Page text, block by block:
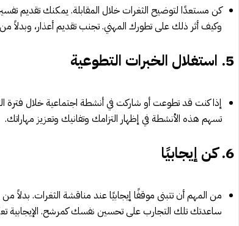
كن مستعدًا لتوضيح الثغرات خلال المقابلة. يمكنك تقديم
وكيف أثر ذلك على تطورك المهني. تجنب تقديم أعذار، وبدلاً
5. استغلال الخبرات التطوعية
إذا كنت قد تطوعت أو شاركت في أنشطة اجتماعية خلال فترة
تسهم هذه الأنشطة في إظهار التزامك وتفانيك وتعزيز مهاراتك.
6. كن إيجابيًا
من المهم أن تتبنى موقفًا إيجابيًا عند مناقشة الثغرات. بدلاً
ساعدتك تلك التجارب على تحسين نفسك كمرشح. الإيجابية